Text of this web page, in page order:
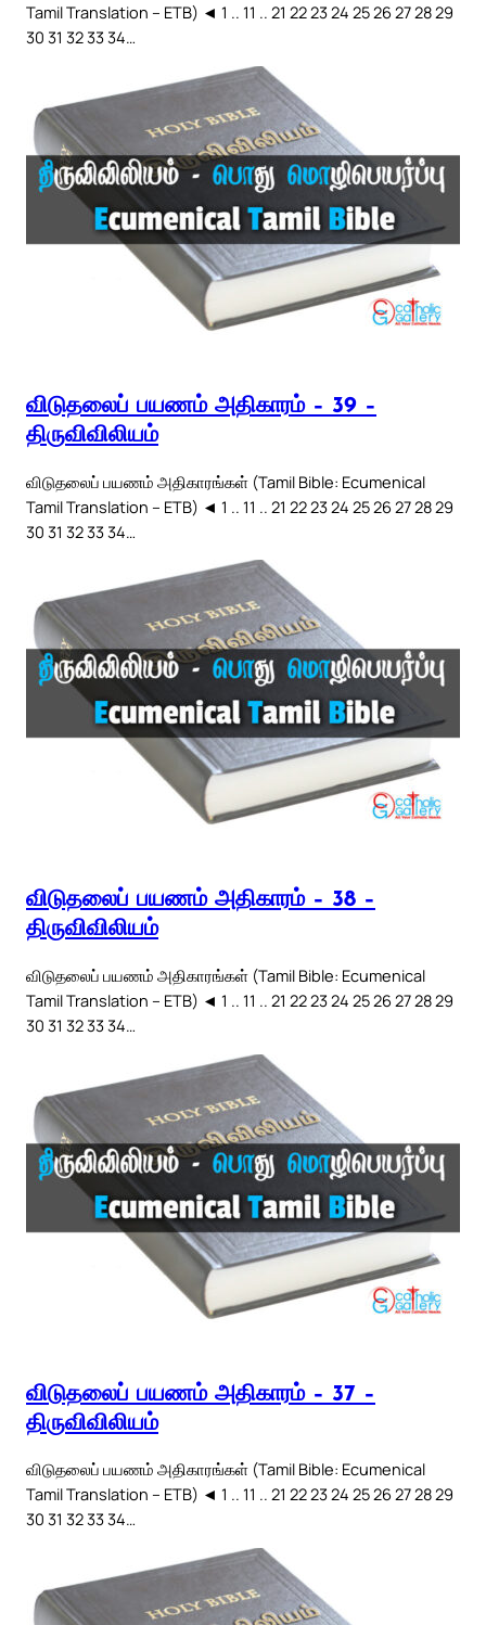
Tamil Translation – ETB) ◄ 1 .. 11 .. 21 22 23 24 25 26 27 28 29
30 31 32 33 34…
விடுதலைப் பயணம் அதிகாரம் – 39 –
திருவிவிலியம்
விடுதலைப் பயணம் அதிகாரங்கள் (Tamil Bible: Ecumenical
Tamil Translation – ETB) ◄ 1 .. 11 .. 21 22 23 24 25 26 27 28 29
30 31 32 33 34…
விடுதலைப் பயணம் அதிகாரம் – 38 –
திருவிவிலியம்
விடுதலைப் பயணம் அதிகாரங்கள் (Tamil Bible: Ecumenical
Tamil Translation – ETB) ◄ 1 .. 11 .. 21 22 23 24 25 26 27 28 29
30 31 32 33 34…
விடுதலைப் பயணம் அதிகாரம் – 37 –
திருவிவிலியம்
விடுதலைப் பயணம் அதிகாரங்கள் (Tamil Bible: Ecumenical
Tamil Translation – ETB) ◄ 1 .. 11 .. 21 22 23 24 25 26 27 28 29
30 31 32 33 34…